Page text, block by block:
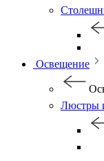
Освещение
Люстры